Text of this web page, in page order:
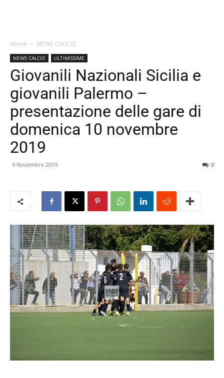
Home NEWS CALCIO
NEWS CALCIO ULTIMISSIME
Giovanili Nazionali Sicilia e
giovanili Palermo –
presentazione delle gare di
domenica 10 novembre
2019
9 Novembre 2019 0